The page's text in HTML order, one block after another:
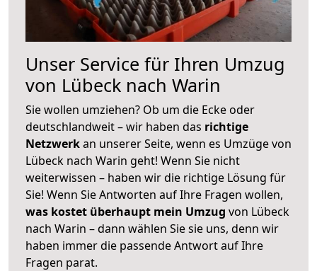
Unser Service für Ihren Umzug
von Lübeck nach Warin
Sie wollen umziehen? Ob um die Ecke oder
deutschlandweit – wir haben das richtige
Netzwerkan unserer Seite, wenn es Umzüge von
Lübeck nach Warin geht! Wenn Sie nicht
weiterwissen – haben wir die richtige Lösung für
Sie! Wenn Sie Antworten auf Ihre Fragen wollen,
was kostet überhaupt mein Umzug von Lübeck
nach Warin – dann wählen Sie sie uns, denn wir
haben immer die passende Antwort auf Ihre
Fragen parat.